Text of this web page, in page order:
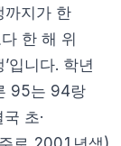
까지가 한
한 해 위
입니다. 학년
95는 94랑
초·